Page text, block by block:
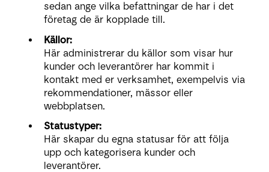
sedan ange vilka befattningar de har i det
företag de är kopplade till.
Källor:
Här administrerar du källor som visar hur
kunder och leverantörer har kommit i
kontakt med er verksamhet, exempelvis via
rekommendationer, mässor eller
webbplatsen.
Statustyper:
Här skapar du egna statusar för att följa
upp och kategorisera kunder och
leverantörer.